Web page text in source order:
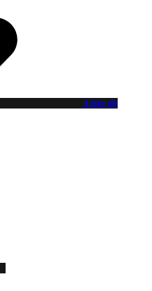
Liste de